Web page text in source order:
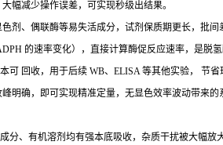
幅减少操作误差，可实现秒级出结果。
、偶联酶等易失活成分，试剂保质期更长，批间
的速率变化），直接计算酶促反应速率，是脱
回收，用于后续 WB、ELISA 等其他实验， 节省
明确，即可实现精准定量，无显色效率波动带来的
、有机溶剂均有强本底吸收，杂质干扰被大幅